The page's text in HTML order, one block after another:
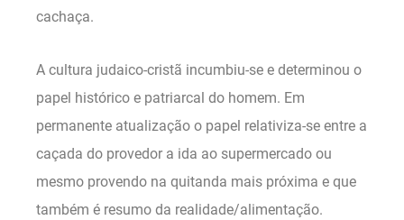
cachaça.
A cultura judaico-cristã incumbiu-se e determinou o
papel histórico e patriarcal do homem. Em
permanente atualização o papel relativiza-se entre a
caçada do provedor a ida ao supermercado ou
mesmo provendo na quitanda mais próxima e que
também é resumo da realidade/alimentação.